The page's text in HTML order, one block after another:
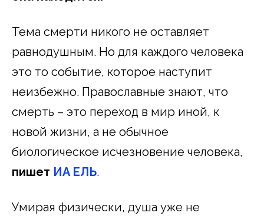
Тема смерти никого не оставляет
равнодушным. Но для каждого человека
это то событие, которое наступит
неизбежно. Православные знают, что
смерть – это переход в мир иной, к
новой жизни, а не обычное
биологическое исчезновение человека,
пишет ИА ЕЛЬ.
Умирая физически, душа уже не